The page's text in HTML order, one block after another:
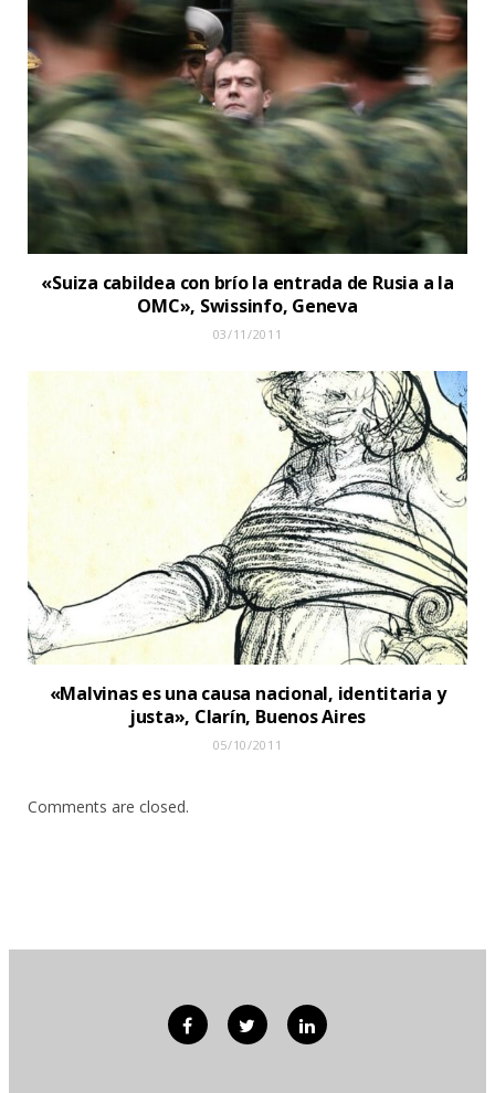
«Suiza cabildea con brío la entrada de Rusia a la
OMC», Swissinfo, Geneva
03/11/2011
«Malvinas es una causa nacional, identitaria y
justa», Clarín, Buenos Aires
05/10/2011
Comments are closed.